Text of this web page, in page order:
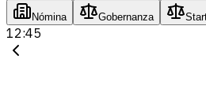
Nómina Gobernanza
12:45